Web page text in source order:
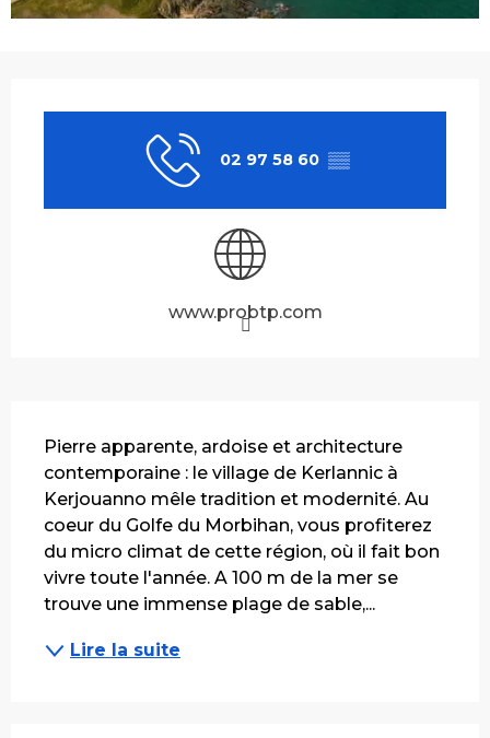
02 97 58 60 ▒▒
www.probtp.com
Pierre apparente, ardoise et architecture
contemporaine : le village de Kerlannic à
Kerjouanno mêle tradition et modernité. Au
coeur du Golfe du Morbihan, vous profiterez
du micro climat de cette région, où il fait bon
vivre toute l'année. A 100 m de la mer se
trouve une immense plage de sable,...
Lire la suite